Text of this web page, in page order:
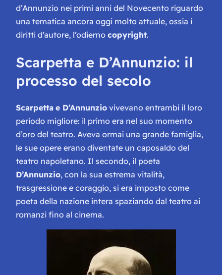
d’Annunzio nei primi anni del Novecento riguardo
una tematica ancora oggi molto attuale, ossia i
diritti d’autore, l’odierno copyright.
Scarpetta e D’Annunzio: il
processo del secolo
Scarpetta e D’Annunzio vivevano entrambi il loro
periodo migliore: il primo era nel suo momento
d’oro del teatro. Aveva ormai una grande famiglia,
le sue opere erano diventate un caposaldo del
teatro napoletano. Il secondo, il poeta
D’Annunzio, con la sua estrema vitalità,
trasgressione e coraggio, si era imposto come
poeta della nazione intera spaziando dal teatro ai
romanzi fino al cinema.